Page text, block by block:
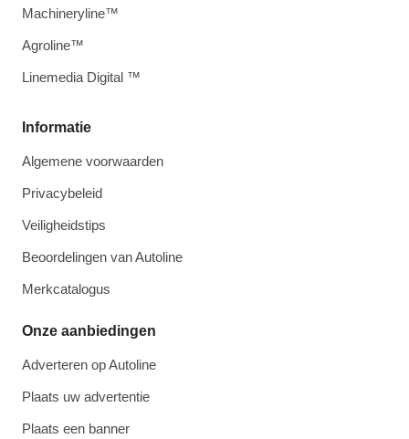
Informatie
Algemene voorwaarden
Privacybeleid
Veiligheidstips
Beoordelingen van Autoline
Merkcatalogus
Onze aanbiedingen
Adverteren op Autoline
Plaats uw advertentie
Plaats een banner
Machineryline™
Agroline™
Linemedia Digital ™